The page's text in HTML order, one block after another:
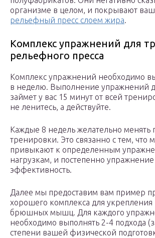
организме в целом, и покрывают ваш
рельефный пресс слоем жира.
Комплекс упражнений для
рельефного пресса
Комплекс упражнений необходимо
в неделю. Выполнение упражнений
займет у вас 15 минут от всей
не ленитесь, а действуйте.
Каждые 8 недель желательно менять
тренировки. Это связанно с тем,
привыкают к определенным
нагрузкам, и постепенно
эффективность.
Далее мы предоставим вам пример
хорошего комплекса для укрепления
брюшных мышц. Для каждого
необходимо выполнять 2-4 подхода
степени вашей физической